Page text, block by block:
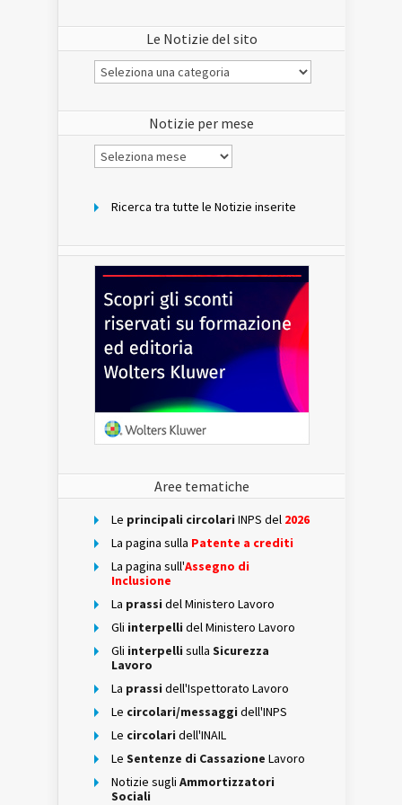
Le Notizie del sito
Le
Notizie
Notizie per mese
Notizie
per
Ricerca tra tutte le Notizie inserite
Aree tematiche
Le principali circolari INPS del 2026
La pagina sulla Patente a crediti
La pagina sull'Assegno di
Inclusione
La prassi del Ministero Lavoro
Gli interpelli del Ministero Lavoro
Gli interpelli sulla Sicurezza
Lavoro
La prassi dell'Ispettorato Lavoro
Le circolari/messaggi dell'INPS
Le circolari dell'INAIL
Le Sentenze di Cassazione Lavoro
Notizie sugli Ammortizzatori
Sociali